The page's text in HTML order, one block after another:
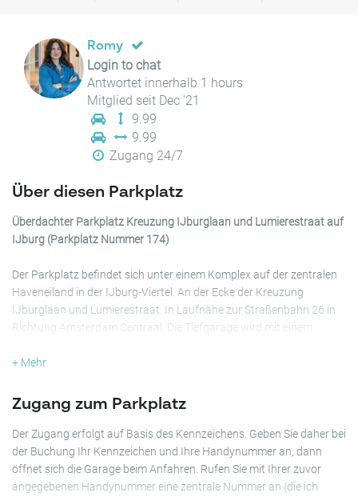
Romy
Login to chat
Antwortet innerhalb 1 hours
Mitglied seit Dec '21
9.99
9.99
Zugang 24/7
Über diesen Parkplatz
Überdachter Parkplatz Kreuzung IJburglaan und Lumierestraat auf
IJburg (Parkplatz Nummer 174)
Der Parkplatz befindet sich unter einem Komplex auf der zentralen
Haveneiland in der IJburg-Viertel. An der Ecke der Kreuzung
IJburglaan und Lumierestraat. In Laufnähe zur Straßenbahn 26 in
Richtung Amsterdam Centraal. Die Tiefgarage wird mit einem
dem Ringweg A10, A1, A2, A9 und dem Flughafen Schiphol. Wenn
Sie weiter mit den öffentlichen Verkehrsmitteln fahren möchten,
sind Sie mit der Straßenbahnlinie 26 in weniger als 15 Minuten am
Hauptbahnhof.
+ Mehr
Zugang zum Parkplatz
Der Zugang erfolgt auf Basis des Kennzeichens. Geben Sie daher bei
der Buchung Ihr Kennzeichen und Ihre Handynummer an, dann
öffnet sich die Garage beim Anfahren. Rufen Sie mit Ihrer zuvor
angegebenen Handynummer eine zentrale Nummer an (die ich